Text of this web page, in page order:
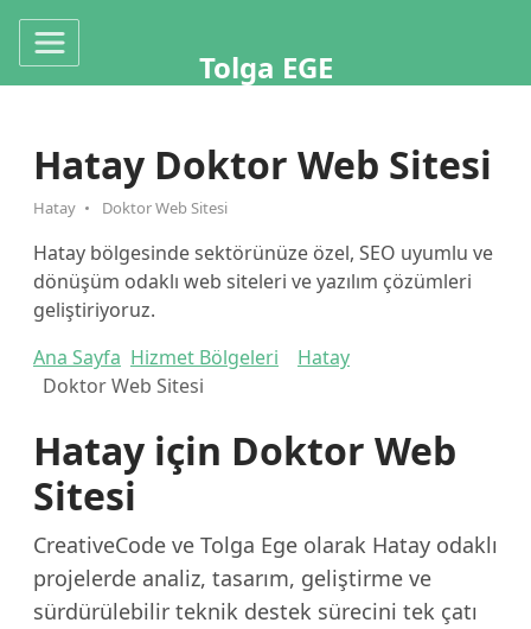
Tolga EGE
Hatay Doktor Web Sitesi
Hatay Doktor Web Sitesi
Hatay bölgesinde sektörünüze özel, SEO uyumlu ve
dönüşüm odaklı web siteleri ve yazılım çözümleri
geliştiriyoruz.
Ana Sayfa Hizmet Bölgeleri
Hatay
Doktor Web Sitesi
Hatay için Doktor Web
Sitesi
CreativeCode ve Tolga Ege olarak Hatay odaklı
projelerde analiz, tasarım, geliştirme ve
sürdürülebilir teknik destek sürecini tek çatı